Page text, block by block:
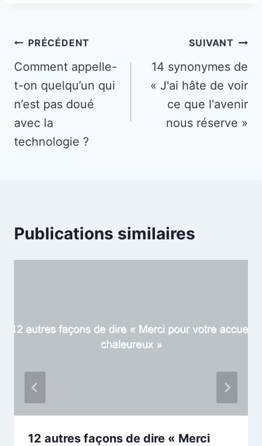
Navigation
de
l’article
PRÉCÉDENT
Comment appelle-
t-on quelqu’un qui
n’est pas doué
avec la
technologie ?
SUIVANT
14 synonymes de
« J'ai hâte de voir
ce que l'avenir
nous réserve »
Publications similaires
12 autres façons de dire « Merci